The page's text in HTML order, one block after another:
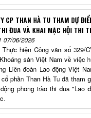
CP THAN HÀ TU THAM DỰ
ĐUA VÀ KHAI MẠC HỘI THI
07/06/2026
Thực hiện Công văn số 329/
sản Việt Nam về việc
Liên đoàn Lao động Việt
phần Than Hà Tu đã
phong trào thi đua "Lao